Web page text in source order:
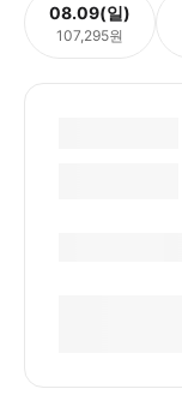
08.09(일)
107,295원